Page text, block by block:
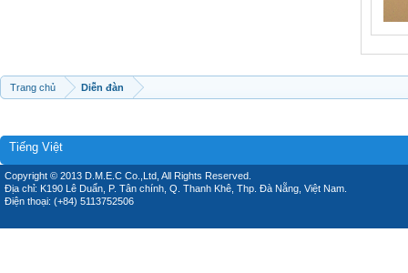
Trang chủ Diễn đàn
Tiếng Việt
Copyright © 2013 D.M.E.C Co.,Ltd, All Rights Reserved.
Địa chỉ: K190 Lê Duẩn, P. Tân chính, Q. Thanh Khê, Thp. Đà Nẵng, Việt Nam.
Điện thoại: (+84) 5113752506